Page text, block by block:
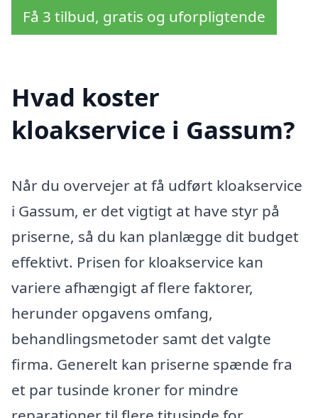
Få 3 tilbud, gratis og uforpligtende
Hvad koster
kloakservice i Gassum?
Når du overvejer at få udført kloakservice
i Gassum, er det vigtigt at have styr på
priserne, så du kan planlægge dit budget
effektivt. Prisen for kloakservice kan
variere afhængigt af flere faktorer,
herunder opgavens omfang,
behandlingsmetoder samt det valgte
firma. Generelt kan priserne spænde fra
et par tusinde kroner for mindre